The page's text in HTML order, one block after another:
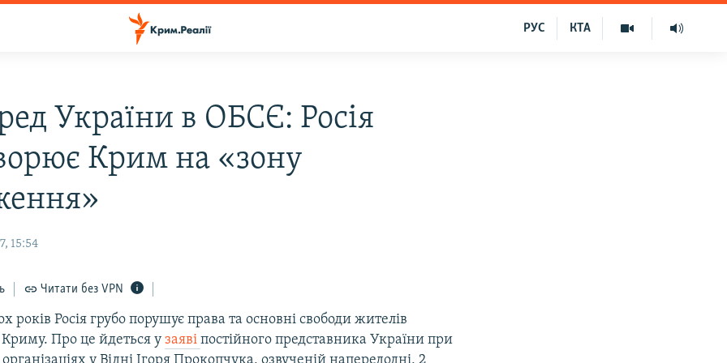
КТА
РУС
України в ОБСЄ: Росія
Крим на «зону
15:54
Читати без VPN
років Росія грубо порушує права та основні свободи жителів
Криму. Про це йдеться узаявіпостійного представника України при